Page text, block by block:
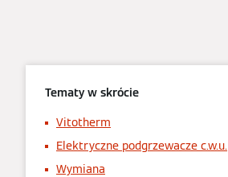
Tematy w skrócie
Vitotherm
Elektryczne podgrzewacze c.w.u.
Wymiana